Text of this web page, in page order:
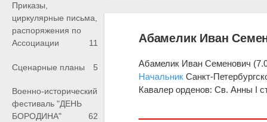
Приказы,
циркулярные письма,
распоряжения по
Ассоциации
11
Сценарные планы 5
Военно-исторический
фестиваль "ДЕНЬ
БОРОДИНА"
62
Абамелик Иван
Абамелик Иван Семенович
Начальник Санкт-
Кавалер орденов: Св. Анны I